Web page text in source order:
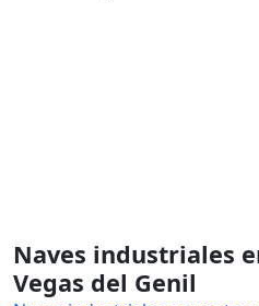
Naves industriales
Vegas del Genil